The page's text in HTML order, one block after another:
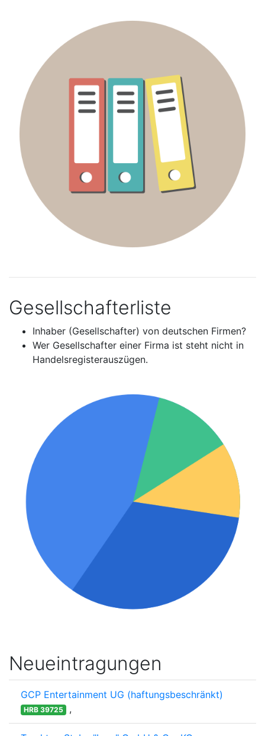
Gesellschafterliste
Inhaber (Gesellschafter) von deutschen Firmen?
Wer Gesellschafter einer Firma ist steht nicht in
Handelsregisterauszügen.
Neueintragungen
GCP Entertainment UG (haftungsbeschränkt)
HRB 39725 ,